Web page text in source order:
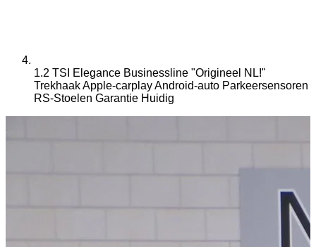
1.2 TSI Elegance Businessline "Origineel NL!"
Trekhaak Apple-carplay Android-auto Parkeersensoren
RS-Stoelen Garantie Huidig